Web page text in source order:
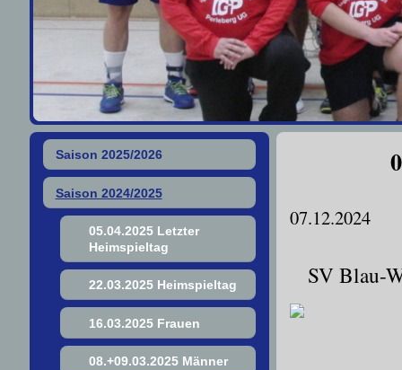
07.12.2024
SV Blau-
Saison 2025/2026
Saison 2024/2025
05.04.2025 Letzter
Heimspieltag
22.03.2025 Heimspieltag
16.03.2025 Frauen
08.+09.03.2025 Männer